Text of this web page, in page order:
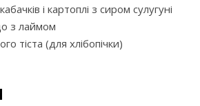
і картоплі з сиром сулугуні
з лаймом
тіста (для хлібопічки)